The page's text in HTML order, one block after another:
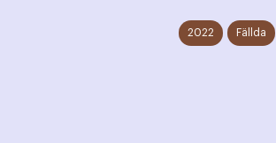
2022 Fällda